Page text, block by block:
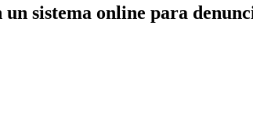
sistema online para